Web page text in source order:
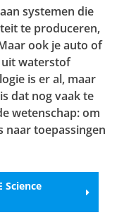
systemen die
te produceren,
ook je auto of
waterstof
is er al, maar
dat nog vaak te
wetenschap: om
naar toepassingen
Science